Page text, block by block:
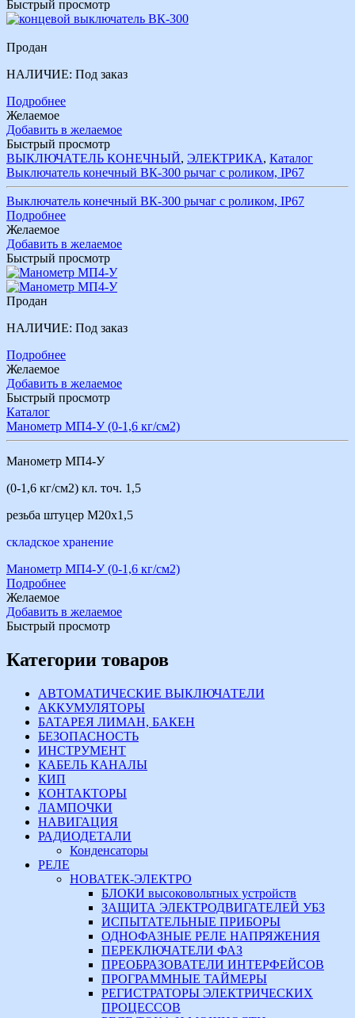
Быстрый просмотр
Продан
НАЛИЧИЕ: Под заказ
Подробнее
Желаемое
Добавить в желаемое
Быстрый просмотр
ВЫКЛЮЧАТЕЛЬ КОНЕЧНЫЙ, ЭЛЕКТРИКА, Каталог
Выключатель конечный ВК-300 рычаг с роликом, IР67
Выключатель конечный ВК-300 рычаг с роликом, IР67
Подробнее
Желаемое
Добавить в желаемое
Быстрый просмотр
Продан
НАЛИЧИЕ: Под заказ
Подробнее
Желаемое
Добавить в желаемое
Быстрый просмотр
Каталог
Манометр МП4-У (0-1,6 кг/см2)
Манометр МП4-У
(0-1,6 кг/см2) кл. точ. 1,5
резьба штуцер М20х1,5
складское хранение
Манометр МП4-У (0-1,6 кг/см2)
Подробнее
Желаемое
Добавить в желаемое
Быстрый просмотр
Категории товаров
АВТОМАТИЧЕСКИЕ ВЫКЛЮЧАТЕЛИ
АККУМУЛЯТОРЫ
БАТАРЕЯ ЛИМАН, БАКЕН
БЕЗОПАСНОСТЬ
ИНСТРУМЕНТ
КАБЕЛЬ КАНАЛЫ
КИП
КОНТАКТОРЫ
ЛАМПОЧКИ
НАВИГАЦИЯ
РАДИОДЕТАЛИ
Конденсаторы
РЕЛЕ
НОВАТЕК-ЭЛЕКТРО
БЛОКИ высоковольтных устройств
ЗАЩИТА ЭЛЕКТРОДВИГАТЕЛЕЙ УБЗ
ИСПЫТАТЕЛЬНЫЕ ПРИБОРЫ
ОДНОФАЗНЫЕ РЕЛЕ НАПРЯЖЕНИЯ
ПЕРЕКЛЮЧАТЕЛИ ФАЗ
ПРЕОБРАЗОВАТЕЛИ ИНТЕРФЕЙСОВ
ПРОГРАММНЫЕ ТАЙМЕРЫ
РЕГИСТРАТОРЫ ЭЛЕКТРИЧЕСКИХ
ПРОЦЕССОВ